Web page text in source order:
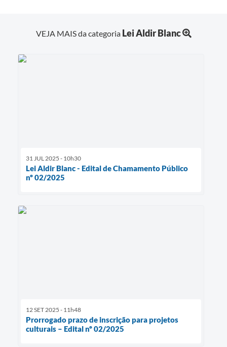
VEJA MAIS da categoria Lei Aldir Blanc
31 JUL 2025 - 10h30
Lei Aldir Blanc - Edital de Chamamento Público
nº 02/2025
12 SET 2025 - 11h48
Prorrogado prazo de inscrição para projetos
culturais – Edital nº 02/2025